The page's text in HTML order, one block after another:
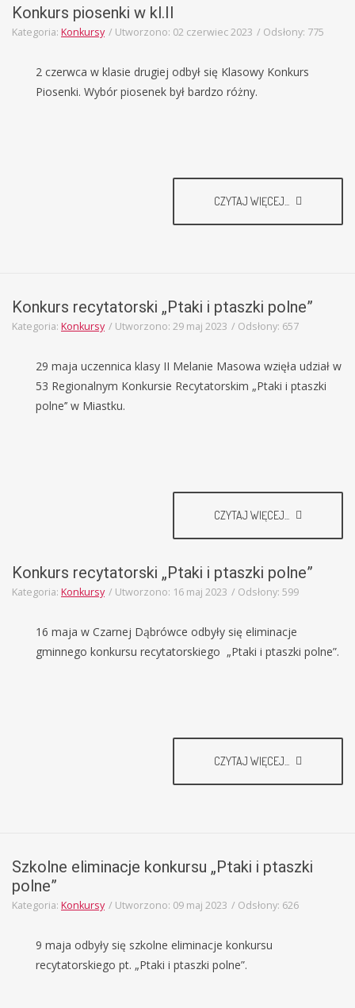
Konkurs piosenki w kl.II
Kategoria: Konkursy Utworzono: 02 czerwiec 2023 Odsłony: 775
2 czerwca w klasie drugiej odbył się Klasowy Konkurs
Piosenki. Wybór piosenek był bardzo różny.
CZYTAJ WIĘCEJ...
Konkurs recytatorski „Ptaki i ptaszki polne”
Kategoria: Konkursy Utworzono: 29 maj 2023 Odsłony: 657
29 maja uczennica klasy II Melanie Masowa wzięła udział w
53 Regionalnym Konkursie Recytatorskim „Ptaki i ptaszki
polne’’ w Miastku.
CZYTAJ WIĘCEJ...
Konkurs recytatorski „Ptaki i ptaszki polne”
Kategoria: Konkursy Utworzono: 16 maj 2023 Odsłony: 599
16 maja w Czarnej Dąbrówce odbyły się eliminacje
gminnego konkursu recytatorskiego „Ptaki i ptaszki polne”.
CZYTAJ WIĘCEJ...
Szkolne eliminacje konkursu „Ptaki i ptaszki
polne”
Kategoria: Konkursy Utworzono: 09 maj 2023 Odsłony: 626
9 maja odbyły się szkolne eliminacje konkursu
recytatorskiego pt. „Ptaki i ptaszki polne”.